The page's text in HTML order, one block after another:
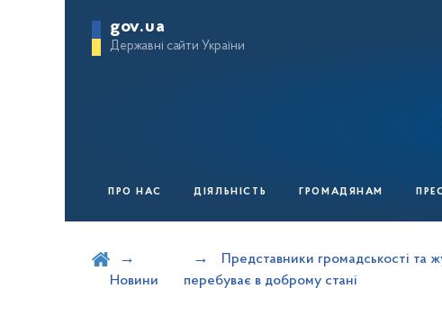
gov.ua
Державні сайти України
ПРО НАС ДІЯЛЬНІСТЬ ГРОМАДЯНАМ
Новини
Представники громадськості та
перебуває в доброму стані